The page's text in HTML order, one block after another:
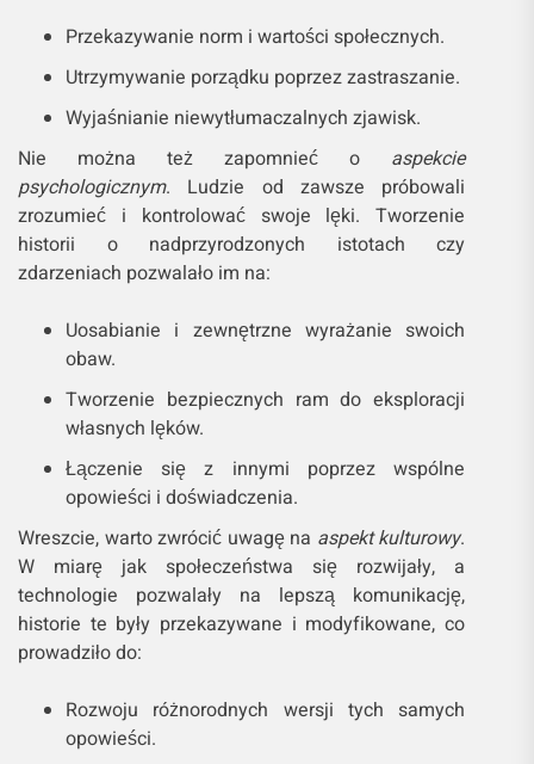
Przekazywanie norm i wartości społecznych.
Utrzymywanie porządku poprzez zastraszanie.
Wyjaśnianie niewytłumaczalnych zjawisk.
Nie można też zapomnieć o aspekcie
psychologicznym. Ludzie od zawsze próbowali
zrozumieć i kontrolować swoje lęki. Tworzenie
historii o nadprzyrodzonych istotach czy
zdarzeniach pozwalało im na:
Uosabianie i zewnętrzne wyrażanie swoich
obaw.
Tworzenie bezpiecznych ram do eksploracji
własnych lęków.
Łączenie się z innymi poprzez wspólne
opowieści i doświadczenia.
Wreszcie, warto zwrócić uwagę na aspekt kulturowy.
W miarę jak społeczeństwa się rozwijały, a
technologie pozwalały na lepszą komunikację,
historie te były przekazywane i modyfikowane, co
prowadziło do:
Rozwoju różnorodnych wersji tych samych
opowieści.